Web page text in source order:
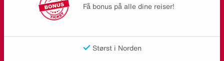
Få bonus på alle dine reiser!
Størst i Norden